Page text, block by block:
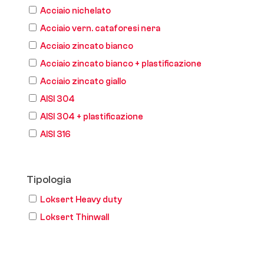
Acciaio nichelato
Acciaio vern. cataforesi nera
Acciaio zincato bianco
Acciaio zincato bianco + plastificazione
Acciaio zincato giallo
AISI 304
AISI 304 + plastificazione
AISI 316
Tipologia
Loksert Heavy duty
Loksert Thinwall